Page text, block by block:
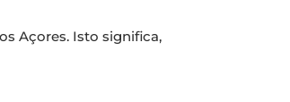
Açores. Isto significa,